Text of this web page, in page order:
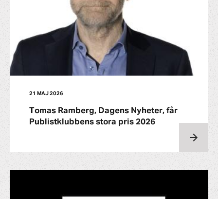
21 MAJ 2026
Tomas Ramberg, Dagens Nyheter, får
Publistklubbens stora pris 2026